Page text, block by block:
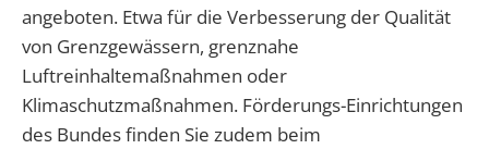
angeboten. Etwa für die Verbesserung der Qualität
von Grenzgewässern, grenznahe
Luftreinhaltemaßnahmen oder
Klimaschutzmaßnahmen. Förderungs-Einrichtungen
des Bundes finden Sie zudem beim